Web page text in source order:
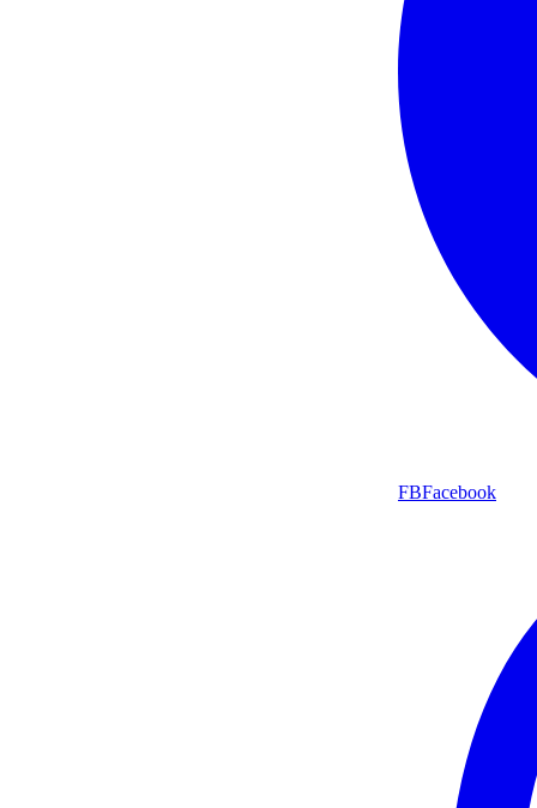
FBFacebook